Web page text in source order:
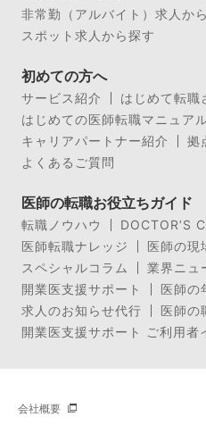
非常勤（アルバイト）求人か
スポット求人から探す
初めての方へ
サービス紹介
はじめて転職
はじめての医師転職マニュア
キャリアパートナー紹介
拠
よくあるご質問
医師の転職お役立ちガイド
転職ノウハウ
DOCTOR’S
医師転職ナレッジ
医師の現
スペシャルコラム
業界ニュ
開業医支援サポート
医師の
求人のお知らせ代行
医師の
開業医支援サポート ご利用者
会社概要